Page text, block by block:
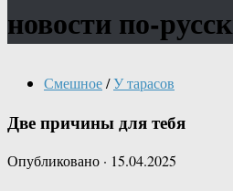
новости по-
Смешное/У тарасов
Две причины для тебя
Опубликовано · 15.04.2025